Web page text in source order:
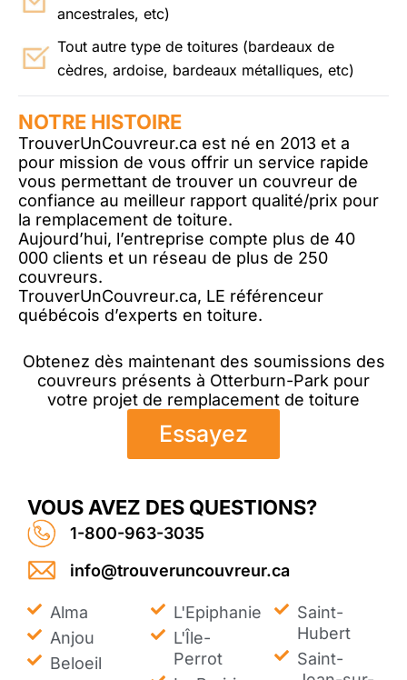
ancestrales, etc)
Tout autre type de toitures (bardeaux de
cèdres, ardoise, bardeaux métalliques, etc)
NOTRE HISTOIRE
TrouverUnCouvreur.ca est né en 2013 et a
pour mission de vous offrir un service rapide
vous permettant de trouver un couvreur de
confiance au meilleur rapport qualité/prix pour
la remplacement de toiture.
Aujourd’hui, l’entreprise compte plus de 40
000 clients et un réseau de plus de 250
couvreurs.
TrouverUnCouvreur.ca, LE référenceur
québécois d’experts en toiture.
Obtenez dès maintenant des soumissions des
couvreurs présents à Otterburn-Park pour
votre projet de remplacement de toiture
Essayez
VOUS AVEZ DES QUESTIONS?
1-800-963-3035
info@trouveruncouvreur.ca
Alma
Anjou
Beloeil
L'Epiphanie
L'Île-
Perrot
Saint-
Hubert
Saint-